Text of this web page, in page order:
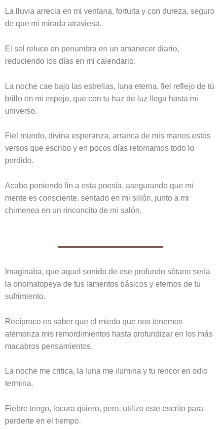
La lluvia arrecia en mi ventana, fortuita y con dureza, seguro
de que mi mirada atraviesa.
El sol reluce en penumbra en un amanecer diario,
reduciendo los días en mi calendario.
La noche cae bajo las estrellas, luna eterna, fiel reflejo de tú
brillo en mi espejo, que con tu haz de luz llega hasta mi
universo.
Fiel mundo, divina esperanza, arranca de mis manos estos
versos que escribo y en pocos días retomamos todo lo
perdido.
Acabo poniendo fin a esta poesía, asegurando que mi
mente es consciente, sentado en mi sillón, junto a mi
chimenea en un rinconcito de mi salón.
Imaginaba, que aquel sonido de ese profundo sótano sería
la onomatopeya de tus lamentos básicos y eternos de tu
sufrimiento.
Recíproco es saber que el miedo que nos tenemos
atemoriza mis remordimientos hasta profundizar en los más
macabros pensamientos.
La noche me critica, la luna me ilumina y tu rencor en odio
termina.
Fiebre tengo, locura quiero, pero, utilizo este escrito para
perderte en el tiempo.